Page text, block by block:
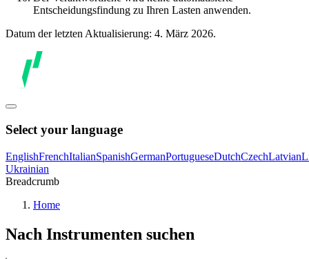
Entscheidungsfindung zu Ihren Lasten anwenden.
Datum der letzten Aktualisierung: 4. März 2026.
Select your language
EnglishFrenchItalianSpanishGermanPortugueseDutchCzechLatvian
Ukrainian
Breadcrumb
Home
Nach Instrumenten suchen